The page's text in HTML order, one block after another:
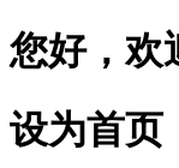
您好，欢
设为首页